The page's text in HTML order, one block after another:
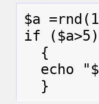
$a
if ($a>5)
  {
echo